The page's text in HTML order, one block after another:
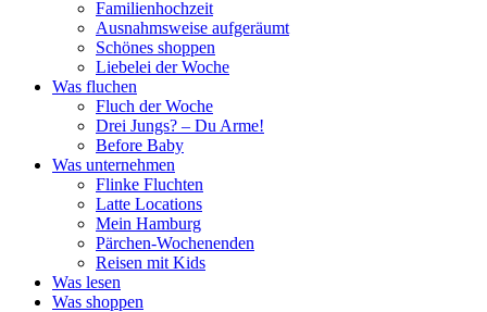
Familienhochzeit
Ausnahmsweise aufgeräumt
Schönes shoppen
Liebelei der Woche
Was fluchen
Fluch der Woche
Drei Jungs? – Du Arme!
Before Baby
Was unternehmen
Flinke Fluchten
Latte Locations
Mein Hamburg
Pärchen-Wochenenden
Reisen mit Kids
Was lesen
Was shoppen